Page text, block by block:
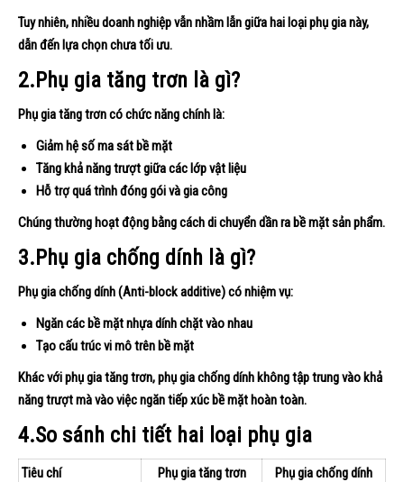
Tuy nhiên, nhiều doanh nghiệp vẫn nhầm lẫn giữa hai loại phụ gia này,
dẫn đến lựa chọn chưa tối ưu.
2.Phụ gia tăng trơn là gì?
Phụ gia tăng trơn có chức năng chính là:
Giảm hệ số ma sát bề mặt
Tăng khả năng trượt giữa các lớp vật liệu
Hỗ trợ quá trình đóng gói và gia công
Chúng thường hoạt động bằng cách di chuyển dần ra bề mặt sản phẩm.
3.Phụ gia chống dính là gì?
Phụ gia chống dính (Anti-block additive) có nhiệm vụ:
Ngăn các bề mặt nhựa dính chặt vào nhau
Tạo cấu trúc vi mô trên bề mặt
Khác với phụ gia tăng trơn, phụ gia chống dính không tập trung vào khả
năng trượt mà vào việc ngăn tiếp xúc bề mặt hoàn toàn.
4.So sánh chi tiết hai loại phụ gia
Tiêu chí Phụ gia tăng trơn
Phụ gia chống dính